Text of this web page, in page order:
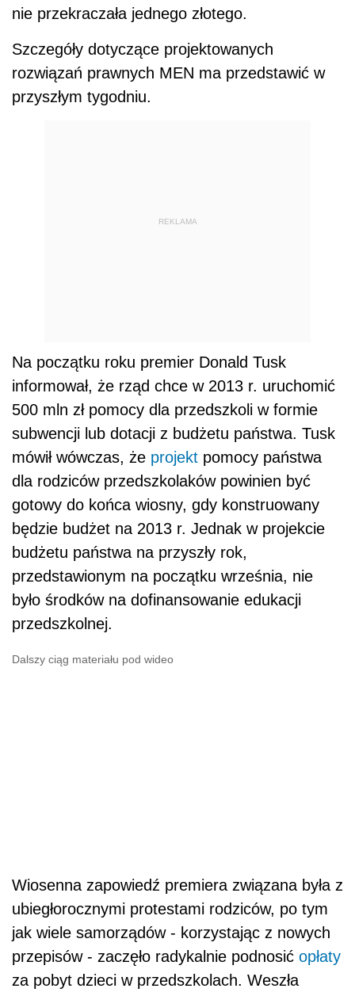
nie przekraczała jednego złotego.
Szczegóły dotyczące projektowanych
rozwiązań prawnych MEN ma przedstawić w
przyszłym tygodniu.
REKLAMA
Na początku roku premier Donald Tusk
informował, że rząd chce w 2013 r. uruchomić
500 mln zł pomocy dla przedszkoli w formie
subwencji lub dotacji z budżetu państwa. Tusk
mówił wówczas, że projekt pomocy państwa
dla rodziców przedszkolaków powinien być
gotowy do końca wiosny, gdy konstruowany
będzie budżet na 2013 r. Jednak w projekcie
budżetu państwa na przyszły rok,
przedstawionym na początku września, nie
było środków na dofinansowanie edukacji
przedszkolnej.
Dalszy ciąg materiału pod wideo
Wiosenna zapowiedź premiera związana była z
ubiegłorocznymi protestami rodziców, po tym
jak wiele samorządów - korzystając z nowych
przepisów - zaczęło radykalnie podnosić opłaty
za pobyt dzieci w przedszkolach. Weszła